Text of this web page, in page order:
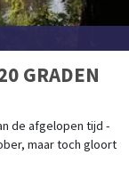
GRADEN
de afgelopen tijd -
maar toch gloort